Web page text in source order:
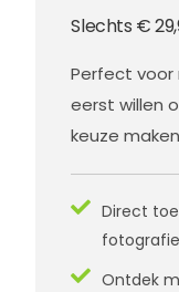
Slechts €
Perfect
eerst willen
keuze
Direct
Ontdek